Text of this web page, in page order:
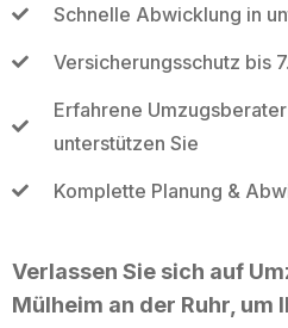
Schnelle Abwicklung in
Versicherungsschutz bis
Erfahrene
unterstützen Sie
Komplette Planung &
Verlassen Sie sich auf
Mülheim an der Ruhr, um